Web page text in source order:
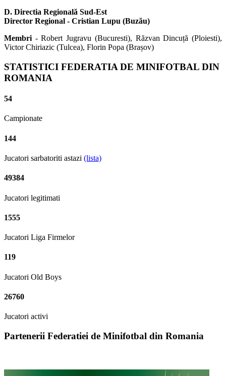
D. Directia Regională Sud-Est
Director Regional - Cristian Lupu (Buzău)
Membri - Robert Jugravu (Bucuresti), Răzvan Dincuță (Ploiesti),
Victor Chiriazic (Tulcea), Florin Popa (Brașov)
STATISTICI FEDERATIA DE MINIFOTBAL DIN
ROMANIA
54
Campionate
144
Jucatori sarbatoriti astazi (lista)
49384
Jucatori legitimati
1555
Jucatori Liga Firmelor
119
Jucatori Old Boys
26760
Jucatori activi
Partenerii Federatiei de Minifotbal din Romania